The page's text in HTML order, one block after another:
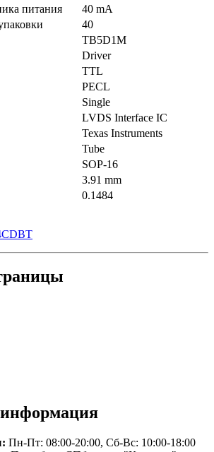
питания
40 mA
40
TB5D1M
Driver
TTL
PECL
Single
LVDS Interface IC
Texas Instruments
Tube
SOP-16
3.91 mm
0.1484
информация
Пн-Пт: 08:00-20:00, Сб-Вс: 10:00-18:00